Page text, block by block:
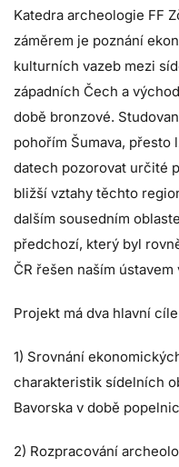
Katedra archeologie FF
záměrem je poznání
kulturních vazeb mezi
západních Čech a
době bronzové.
pohořím Šumava,
datech pozorovat určité
bližší vztahy těchto
dalším sousedním
předchozí, který byl
ČR řešen naším
Projekt má dva hlavní
1) Srovnání
charakteristik sídelních
Bavorska v době
2) Rozpracování